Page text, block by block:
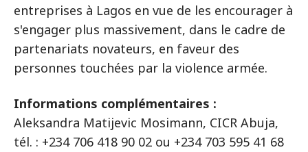
entreprises à Lagos en vue de les encourager à
s'engager plus massivement, dans le cadre de
partenariats novateurs, en faveur des
personnes touchées par la violence armée.
Informations complémentaires :
Aleksandra Matijevic Mosimann, CICR Abuja,
tél. : +234 706 418 90 02 ou +234 703 595 41 68